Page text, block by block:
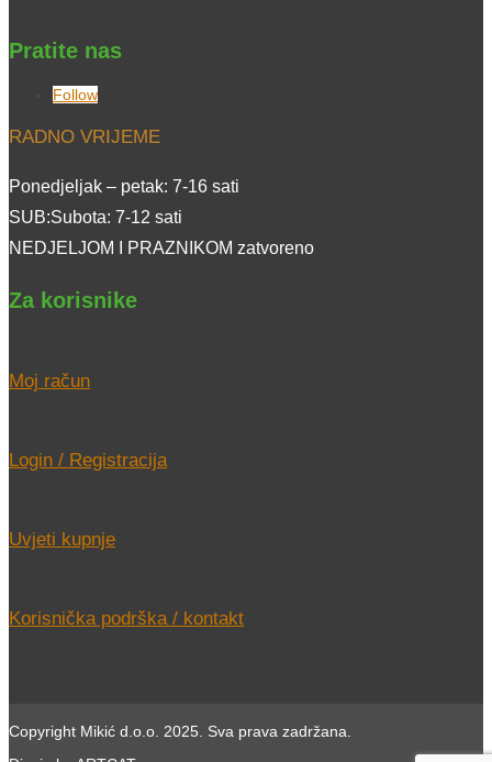
Pratite nas
Follow
RADNO VRIJEME
Ponedjeljak – petak: 7-16 sati
SUB:Subota: 7-12 sati
NEDJELJOM I PRAZNIKOM zatvoreno
Za korisnike
Moj račun
Login / Registracija
Uvjeti kupnje
Korisnička podrška / kontakt
Copyright Mikić d.o.o. 2025. Sva prava zadržana.